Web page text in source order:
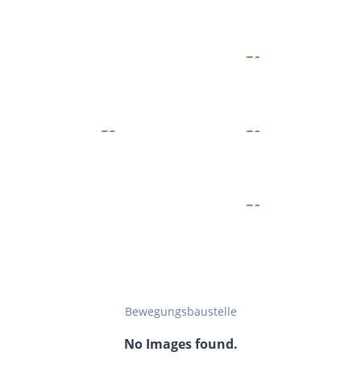
Bewegungsbaustelle
No Images found.